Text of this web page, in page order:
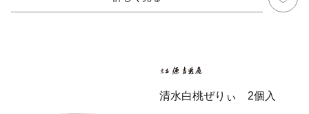
清水白桃ぜりぃ 2個入